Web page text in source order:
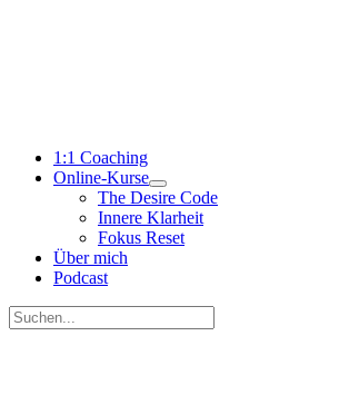
1:1 Coaching
Online-Kurse
The Desire Code
Innere Klarheit
Fokus Reset
Über mich
Podcast
Suchen
nach: